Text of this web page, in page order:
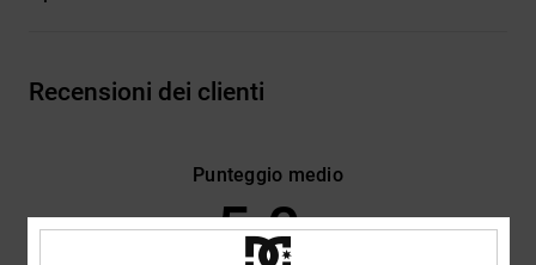
Recensioni dei clienti
Punteggio medio
5.0